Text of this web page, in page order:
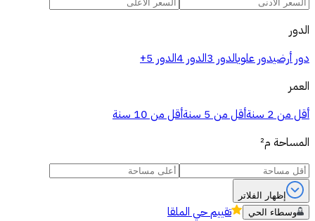
الدور
دور أرضيدور علويالدور 3 الدور 4 الدور 5+
العمر
أقل من 2 سنة
أقل من 5 سنة
أقل من 10 سنة
المساحة م²
إظهار الفلاتر
وسطاء الحي
تقييمحي الملقا